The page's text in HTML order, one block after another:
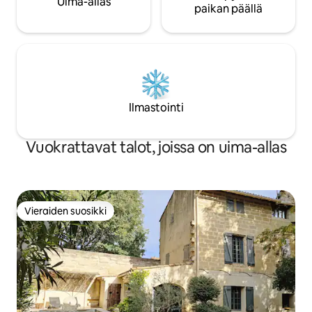
paikan päällä
Ilmastointi
Vuokrattavat talot, joissa on uima-allas
Vieraiden suosikki
Vieraiden suosikki